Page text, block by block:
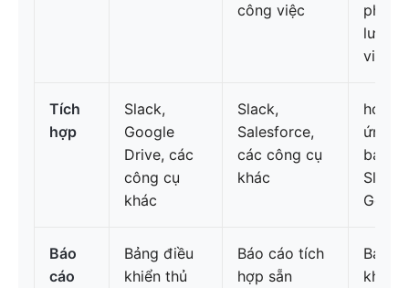
công việc
phối
lượng
việc
Tích
hợp
Slack,
Google
Drive, các
công cụ
khác
Slack,
Salesforce,
các công cụ
khác
hơn
ứng
bao
Slack
Báo
cáo
Bảng điều
khiển thủ
Báo cáo tích
hợp sẵn
Bảng
khiển